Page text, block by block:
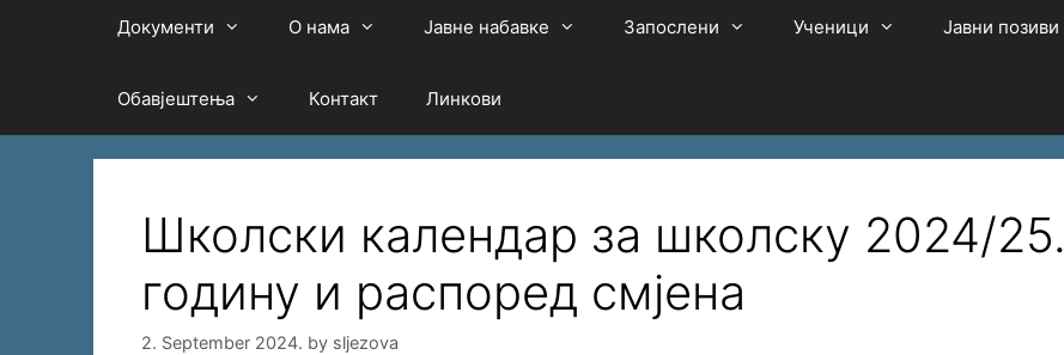
Документи О нама Јавне набавке Запослени Ученици Јавни позиви
Обавјештења Контакт Линкови
Школски календар за школску 2024/25.
годину и распоред смјена
2. September 2024. by sljezova